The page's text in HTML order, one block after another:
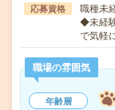
応募資格
職種未
◆未経
で気軽
職場の雰囲気
年齢層